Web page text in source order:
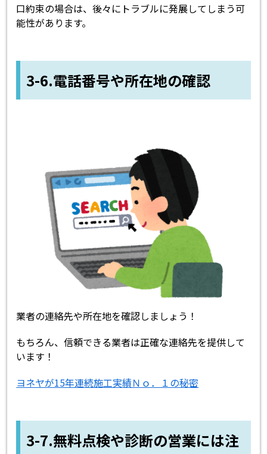
口約束の場合は、後々にトラブルに発展してしまう可
能性があります。
3-6.電話番号や所在地の確認
業者の連絡先や所在地を確認しましょう！
もちろん、信頼できる業者は正確な連絡先を提供して
います！
ヨネヤが15年連続施工実績Ｎｏ．１の秘密
3-7.無料点検や診断の営業には注